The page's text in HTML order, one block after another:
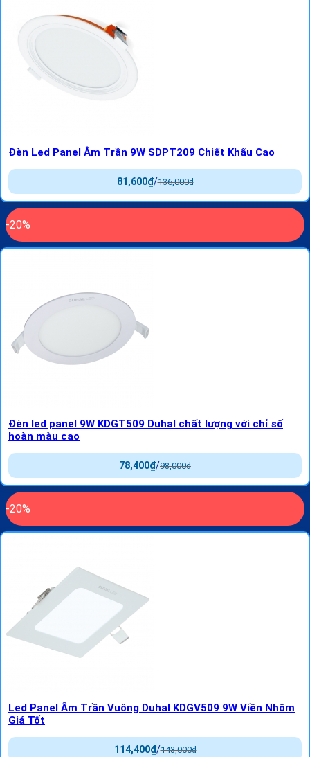
Đèn Led Panel Âm Trần 9W SDPT209 Chiết Khấu Cao
136,000₫
/
81,600₫
-20%
Đèn led panel 9W KDGT509 Duhal chất lượng với chỉ số
hoàn màu cao
98,000₫
/
78,400₫
-20%
Led Panel Âm Trần Vuông Duhal KDGV509 9W Viền Nhôm
Giá Tốt
143,000₫
/
114,400₫